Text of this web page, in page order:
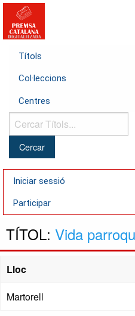
Títols
Col·leccions
Centres
Cercar
Títols...
Iniciar sessió
Participar
TÍTOL: Vida
Lloc
Martorell